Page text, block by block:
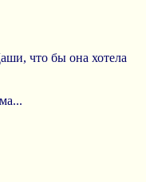
что бы она хотела